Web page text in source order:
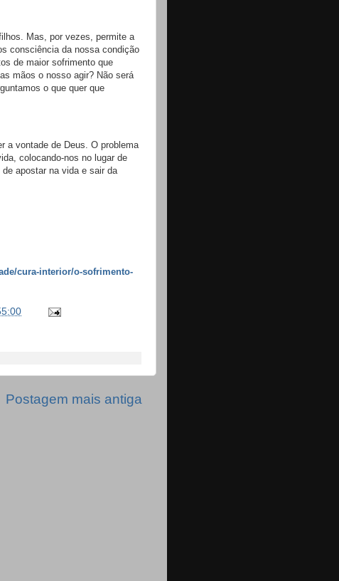
Mas, por vezes, permite a
consciência da nossa condição
de maior sofrimento que
mãos o nosso agir? Não será
o que quer que
a vontade de Deus. O problema
colocando-nos no lugar de
apostar na vida e sair da
cura-interior/o-sofrimento-
Postagem mais antiga